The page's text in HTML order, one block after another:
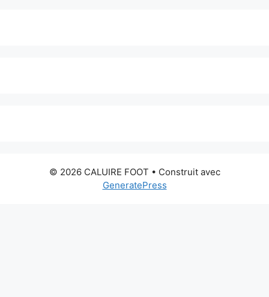
© 2026 CALUIRE FOOT • Construit avec
GeneratePress